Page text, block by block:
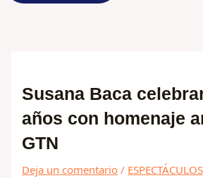
Susana Baca
años con homenaje
GTN
Deja un comentario / ESPECTÁCULOS